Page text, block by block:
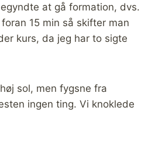
at gå formation, dvs.
15 min så skifter man
kurs, da jeg har to sigte
sol, men fygsne fra
ingen ting. Vi knoklede